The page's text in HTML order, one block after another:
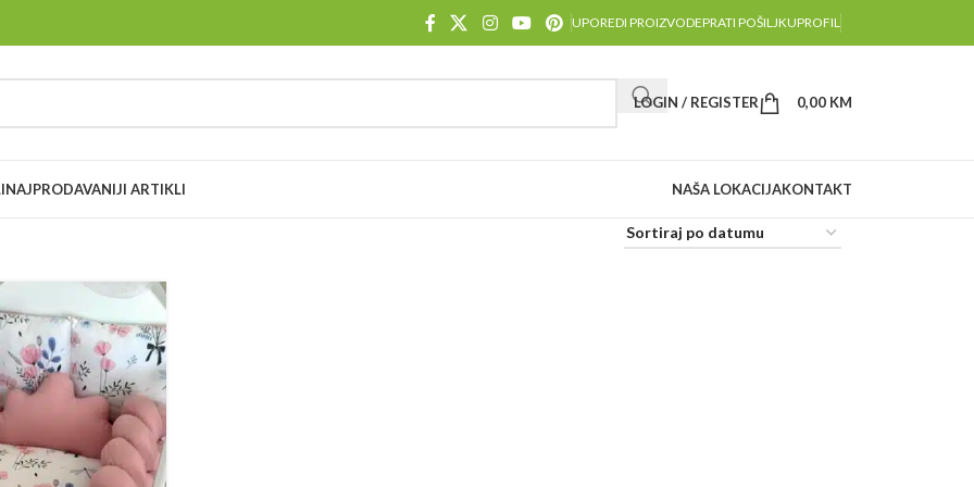
UPOREDI PROIZVODEPRATI POŠILJKUPROFIL
LOGIN / REGISTER 0,00 KM
NAJPRODAVANIJI ARTIKLI NAŠA LOKACIJAKONTAKT